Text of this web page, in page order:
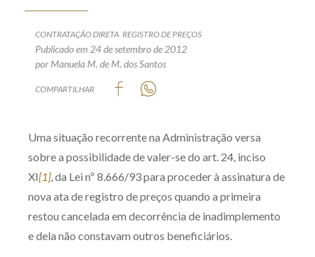
Guia de Direitos dos Titulares de Dados
Encarregado (contato)
Zênite Fácil IA
Zênite Play
Orientação por Escrito
Mentoria Zênite
CONTRATAÇÃO DIRETA REGISTRO DE PREÇOS
Publicado em 24 de setembro de 2012
por Manuela M. de M. dos Santos
COMPARTILHAR
Uma situação recorrente na Administração versa
sobre a possibilidade de valer-se do art. 24, inciso
XI[1], da Lei nº 8.666/93 para proceder à assinatura de
nova ata de registro de preços quando a primeira
restou cancelada em decorrência de inadimplemento
e dela não constavam outros beneficiários.